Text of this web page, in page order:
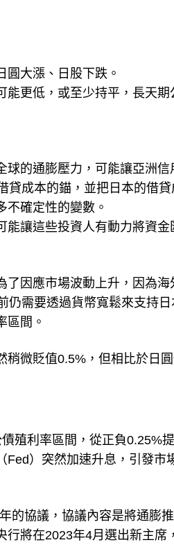
大漲、日股下跌。
更低，或至少持平，長天期
的通膨壓力，可能讓亞洲信
成本的錨，並把日本的借
不確定性的變數。
讓這些投資人有動力將資
了因應市場波動上升，因為
仍需要透過貨幣寬鬆來支持
區間。
微貶值0.5%，但相比於日
殖利率區間，從正負0.25%
）突然加速升息，引發市
的協議，協議內容是將通膨
將在2023年4月選出新主席